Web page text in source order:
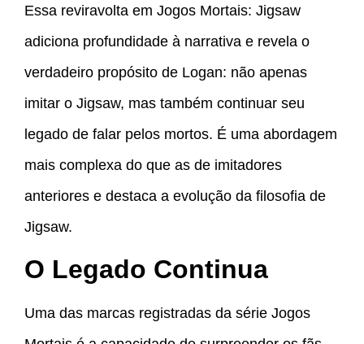
Essa reviravolta em Jogos Mortais: Jigsaw
adiciona profundidade à narrativa e revela o
verdadeiro propósito de Logan: não apenas
imitar o Jigsaw, mas também continuar seu
legado de falar pelos mortos. É uma abordagem
mais complexa do que as de imitadores
anteriores e destaca a evolução da filosofia de
Jigsaw.
O Legado Continua
Uma das marcas registradas da série Jogos